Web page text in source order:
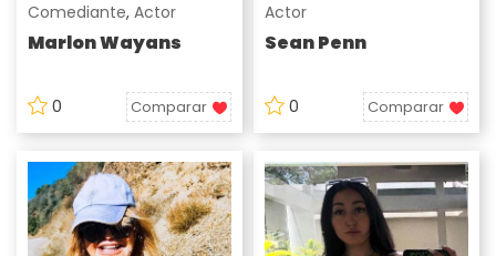
Comediante, Actor
Marlon Wayans
0 Comparar
Actor
Sean Penn
0 Comparar